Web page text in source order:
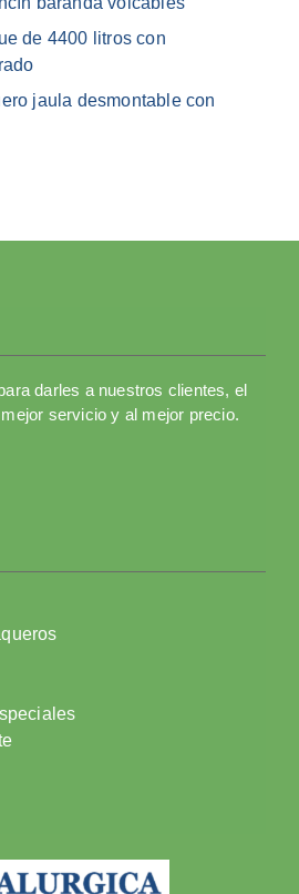
de 4400 litros con
jaula desmontable con
darles a nuestros clientes, el
servicio y al mejor precio.